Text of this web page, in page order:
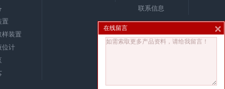
置
样装置
位计
联系信息
在线留言